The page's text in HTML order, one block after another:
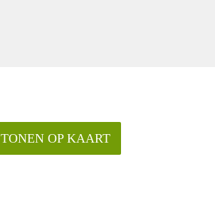
TONEN OP KAART